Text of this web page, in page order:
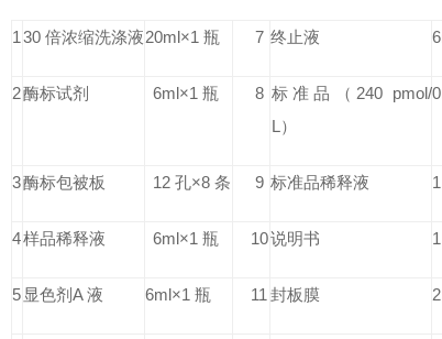
1 30 倍浓缩洗涤液20ml×1 瓶 7 终止液
2酶标试剂 6ml×1 瓶 8 标准品
（240 pmol/
L）
3酶标包被板 12 孔×8 条 9 标准品稀释液
4样品稀释液 6ml×1 瓶 10说明书
5 显色剂A 液 6ml×1 瓶 11 封板膜